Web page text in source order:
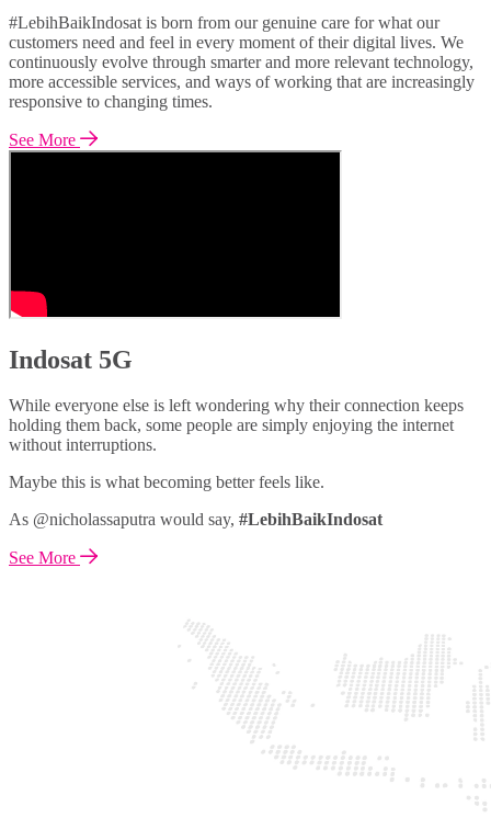
#LebihBaikIndosat is born from our genuine care for what our
customers need and feel in every moment of their digital lives. We
continuously evolve through smarter and more relevant technology,
more accessible services, and ways of working that are increasingly
responsive to changing times.
See More
Indosat 5G
While everyone else is left wondering why their connection keeps
holding them back, some people are simply enjoying the internet
without interruptions.
Maybe this is what becoming better feels like.
As @nicholassaputra would say, #LebihBaikIndosat
See More